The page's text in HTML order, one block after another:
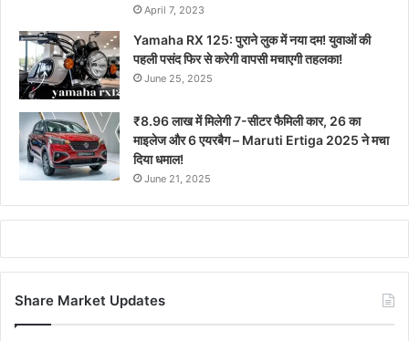
April 7, 2023
Yamaha RX 125: पुराने लुक में नया दम! युवाओं की
पहली पसंद फिर से करेगी वापसी मचाएगी तहलका!
June 25, 2025
₹8.96 लाख में मिलेगी 7-सीटर फैमिली कार, 26 का
माइलेज और 6 एयरबैग – Maruti Ertiga 2025 ने मचा
दिया धमाल!
June 21, 2025
Share Market Updates